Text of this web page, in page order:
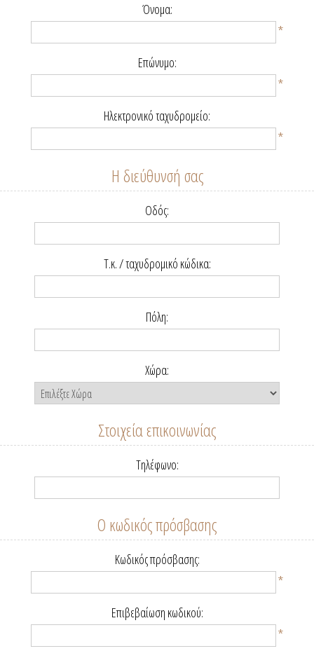
Όνομα:
*
Επώνυμο:
*
Ηλεκτρονικό ταχυδρομείο:
*
Η διεύθυνσή σας
Οδός:
Τ.κ. / ταχυδρομικό κώδικα:
Πόλη:
Χώρα:
Στοιχεία επικοινωνίας
Τηλέφωνο:
Ο κωδικός πρόσβασης
Κωδικός πρόσβασης:
*
Επιβεβαίωση κωδικού:
*